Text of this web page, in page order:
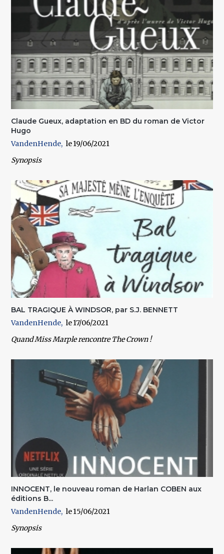
Claude Gueux, adaptation en BD du roman de Victor
Hugo
VandenHende
19/06/2021
Synopsis
BAL TRAGIQUE À WINDSOR, par S.J. BENNETT
VandenHende
17/06/2021
Quand Miss Marple rencontre The Crown !
INNOCENT, le nouveau roman de Harlan COBEN aux
éditions B...
VandenHende
15/06/2021
Synopsis